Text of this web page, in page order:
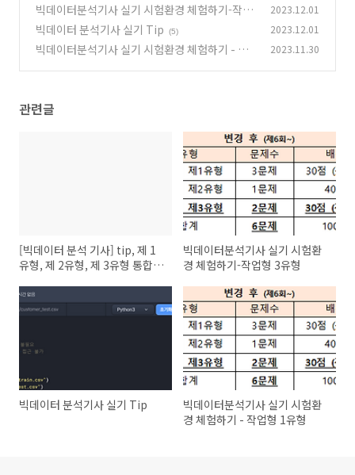
3유형 통합 요약
(0)
빅데이터분석기사 실기 시험환경 체험하기-작업
형 3유형
(0)
2023.12.01
빅데이터 분석기사 실기 Tip (5) 2023.12.01
빅데이터분석기사 실기 시험환경 체험하기 - 작
2023.11.30
관련글
[빅데이터 분석 기사] tip, 제 1
유형, 제 2유형, 제 3유형 통합
빅데이터분석기사 실기 시험환
경 체험하기-작업형 3유형
빅데이터 분석기사 실기 Tip
빅데이터분석기사 실기 시험환
경 체험하기 - 작업형 1유형